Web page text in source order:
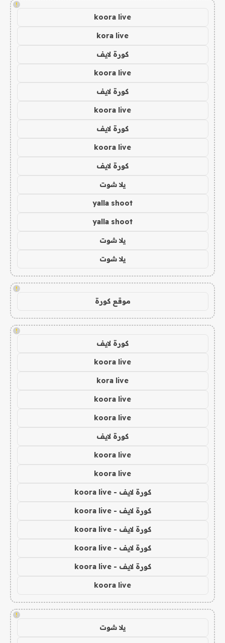
!
koora live
kora live
كورة لايف
koora live
كورة لايف
koora live
كورة لايف
koora live
كورة لايف
يلا شوت
yalla shoot
yalla shoot
يلا شوت
يلا شوت
!
موقع كورة
!
كورة لايف
koora live
kora live
koora live
koora live
كورة لايف
koora live
koora live
كورة لايف - koora live
كورة لايف - koora live
كورة لايف - koora live
كورة لايف - koora live
كورة لايف - koora live
koora live
!
يلا شوت